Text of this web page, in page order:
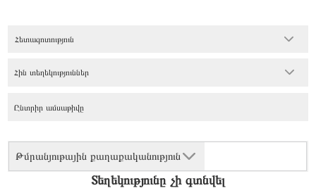
Հետազոտություն
Թմրանյութային քաղաքականություն
Հին տեղեկություններ
Տեղեկությունը չի գտնվել